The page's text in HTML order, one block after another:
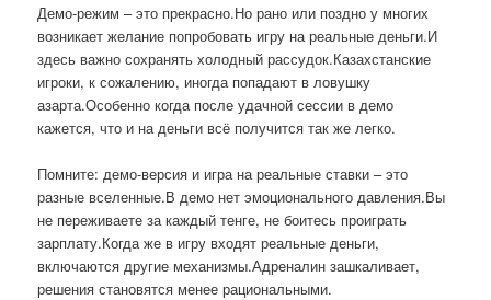
Демо-режим – это прекрасно.Но рано или поздно у многих
возникает желание попробовать игру на реальные деньги.И
здесь важно сохранять холодный рассудок.Казахстанские
игроки, к сожалению, иногда попадают в ловушку
азарта.Особенно когда после удачной сессии в демо
кажется, что и на деньги всё получится так же легко.
Помните: демо-версия и игра на реальные ставки – это
разные вселенные.В демо нет эмоционального давления.Вы
не переживаете за каждый тенге, не боитесь проиграть
зарплату.Когда же в игру входят реальные деньги,
включаются другие механизмы.Адреналин зашкаливает,
решения становятся менее рациональными.